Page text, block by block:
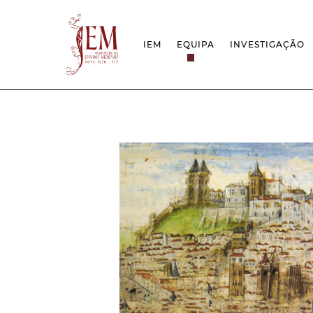
IEM
PROJETO ESTRATÉGICO
RELATÓRIOS FCT
QUESTÕES DE ASSÉDIO E ÉTICA
EQUIPA INVESTIGAÇÃO